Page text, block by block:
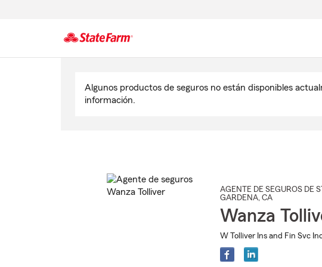
Algunos productos de seguros no están disponibles
información.
AGENTE DE SEGUROS DE
GARDENA, CA
Wanza
W Tolliver Ins and Fin Svc